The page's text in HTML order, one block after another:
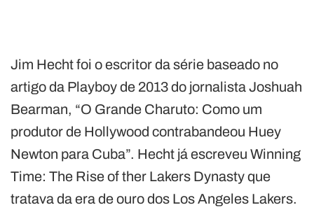
Jim Hecht foi o escritor da série baseado no
artigo da Playboy de 2013 do jornalista Joshuah
Bearman, “O Grande Charuto: Como um
produtor de Hollywood contrabandeou Huey
Newton para Cuba”. Hecht já escreveu Winning
Time: The Rise of ther Lakers Dynasty que
tratava da era de ouro dos Los Angeles Lakers.